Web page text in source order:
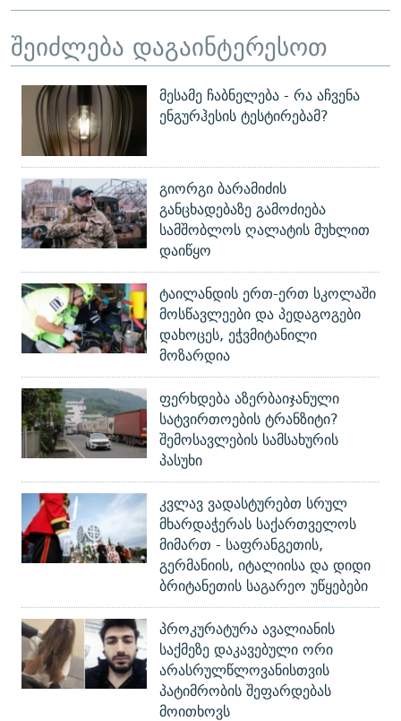
შეიძლება დაგაინტერესოთ
მესამე ჩაბნელება - რა აჩვენა
ენგურჰესის ტესტირებამ?
გიორგი ბარამიძის
განცხადებაზე გამოძიება
სამშობლოს ღალატის მუხლით
დაიწყო
ტაილანდის ერთ-ერთ სკოლაში
მოსწავლეები და პედაგოგები
დახოცეს, ეჭვმიტანილი
მოზარდია
ფერხდება აზერბაიჯანული
სატვირთოების ტრანზიტი?
შემოსავლების სამსახურის
პასუხი
კვლავ ვადასტურებთ სრულ
მხარდაჭერას საქართველოს
მიმართ - საფრანგეთის,
გერმანიის, იტალიისა და დიდი
ბრიტანეთის საგარეო უწყებები
პროკურატურა ავალიანის
საქმეზე დაკავებული ორი
არასრულწლოვანისთვის
პატიმრობის შეფარდებას
მოითხოვს